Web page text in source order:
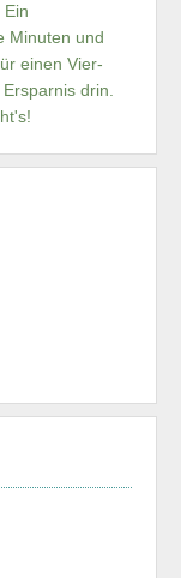
Minuten und
einen Vier-
drin.